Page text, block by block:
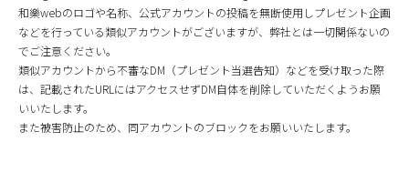
和樂webのロゴや名称、公式アカウントの投稿を無断使用しプレゼント企画
などを行っている類似アカウントがございますが、弊社とは一切関係ないの
でご注意ください。
類似アカウントから不審なDM（プレゼント当選告知）などを受け取った際
は、記載されたURLにはアクセスせずDM自体を削除していただくようお願
いいたします。
また被害防止のため、同アカウントのブロックをお願いいたします。